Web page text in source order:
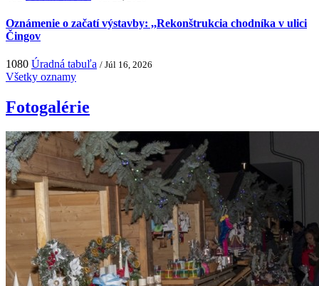
Oznámenie o začatí výstavby: ,,Rekonštrukcia chodníka v ulici
Čingov
1080 Úradná tabuľa / Júl 16, 2026
Všetky oznamy
Fotogalérie